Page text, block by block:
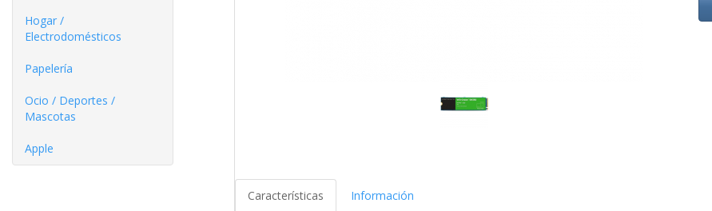
Hogar /
Electrodomésticos
Papelería
Ocio / Deportes /
Mascotas
Apple
Características Información